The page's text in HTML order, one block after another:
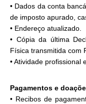
• Dados da conta
de imposto apurado,
• Endereço atualizado.
• Cópia da última
Física transmitida com
• Atividade profissional
Pagamentos e
• Recibos de